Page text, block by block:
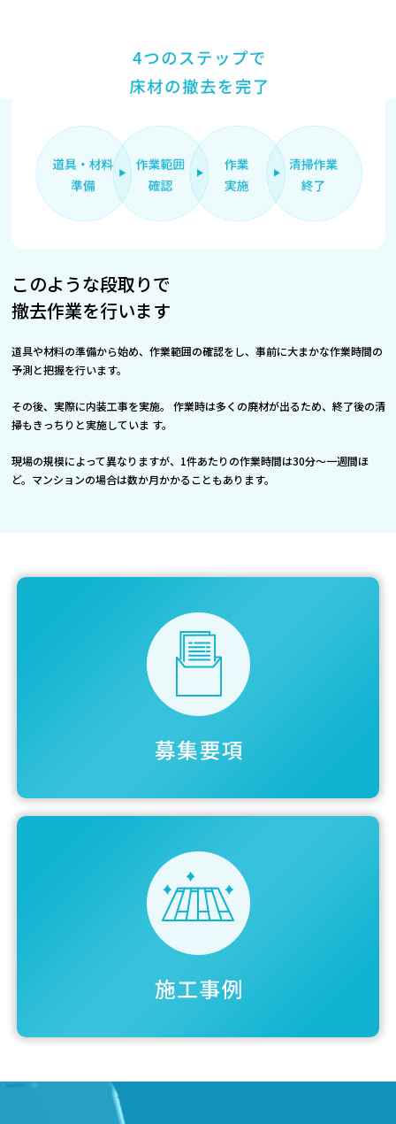
このような段取りで
撤去作業を行います
道具や材料の準備から始め、作業範囲の確認をし、事前に大まかな作業時間の
予測と把握を行います。
その後、実際に内装工事を実施。 作業時は多くの廃材が出るため、終了後の清
掃もきっちりと実施していま す。
現場の規模によって異なりますが、1件あたりの作業時間は30分～一週間ほ
ど。マンションの場合は数か月かかることもあります。